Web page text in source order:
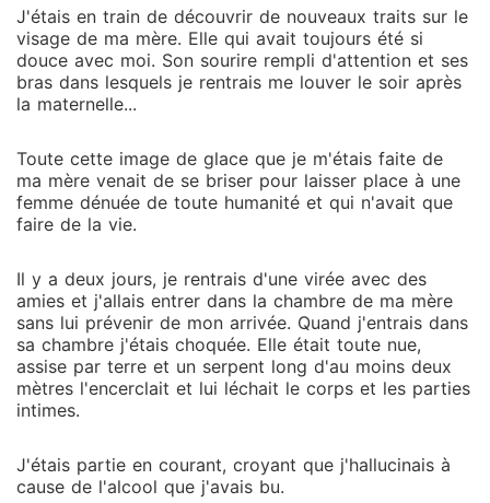
J'étais en train de découvrir de nouveaux traits sur le
visage de ma mère. Elle qui avait toujours été si
douce avec moi. Son sourire rempli d'attention et ses
bras dans lesquels je rentrais me louver le soir après
la maternelle...
Toute cette image de glace que je m'étais faite de
ma mère venait de se briser pour laisser place à une
femme dénuée de toute humanité et qui n'avait que
faire de la vie.
Il y a deux jours, je rentrais d'une virée avec des
amies et j'allais entrer dans la chambre de ma mère
sans lui prévenir de mon arrivée. Quand j'entrais dans
sa chambre j'étais choquée. Elle était toute nue,
assise par terre et un serpent long d'au moins deux
mètres l'encerclait et lui léchait le corps et les parties
intimes.
J'étais partie en courant, croyant que j'hallucinais à
cause de l'alcool que j'avais bu.